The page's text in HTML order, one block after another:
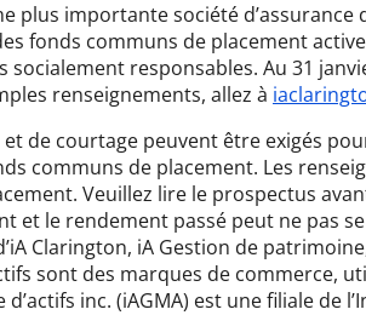
plus importante société d’assurance
fonds communs de placement
responsables. Au 31
renseignements, allez à
de courtage peuvent être exigés
communs de placement. Les
Veuillez lire le prospectus
le rendement passé peut ne pas
Clarington, iA Gestion de
sont des marques de commerce,
inc. (iAGMA) est une filiale de